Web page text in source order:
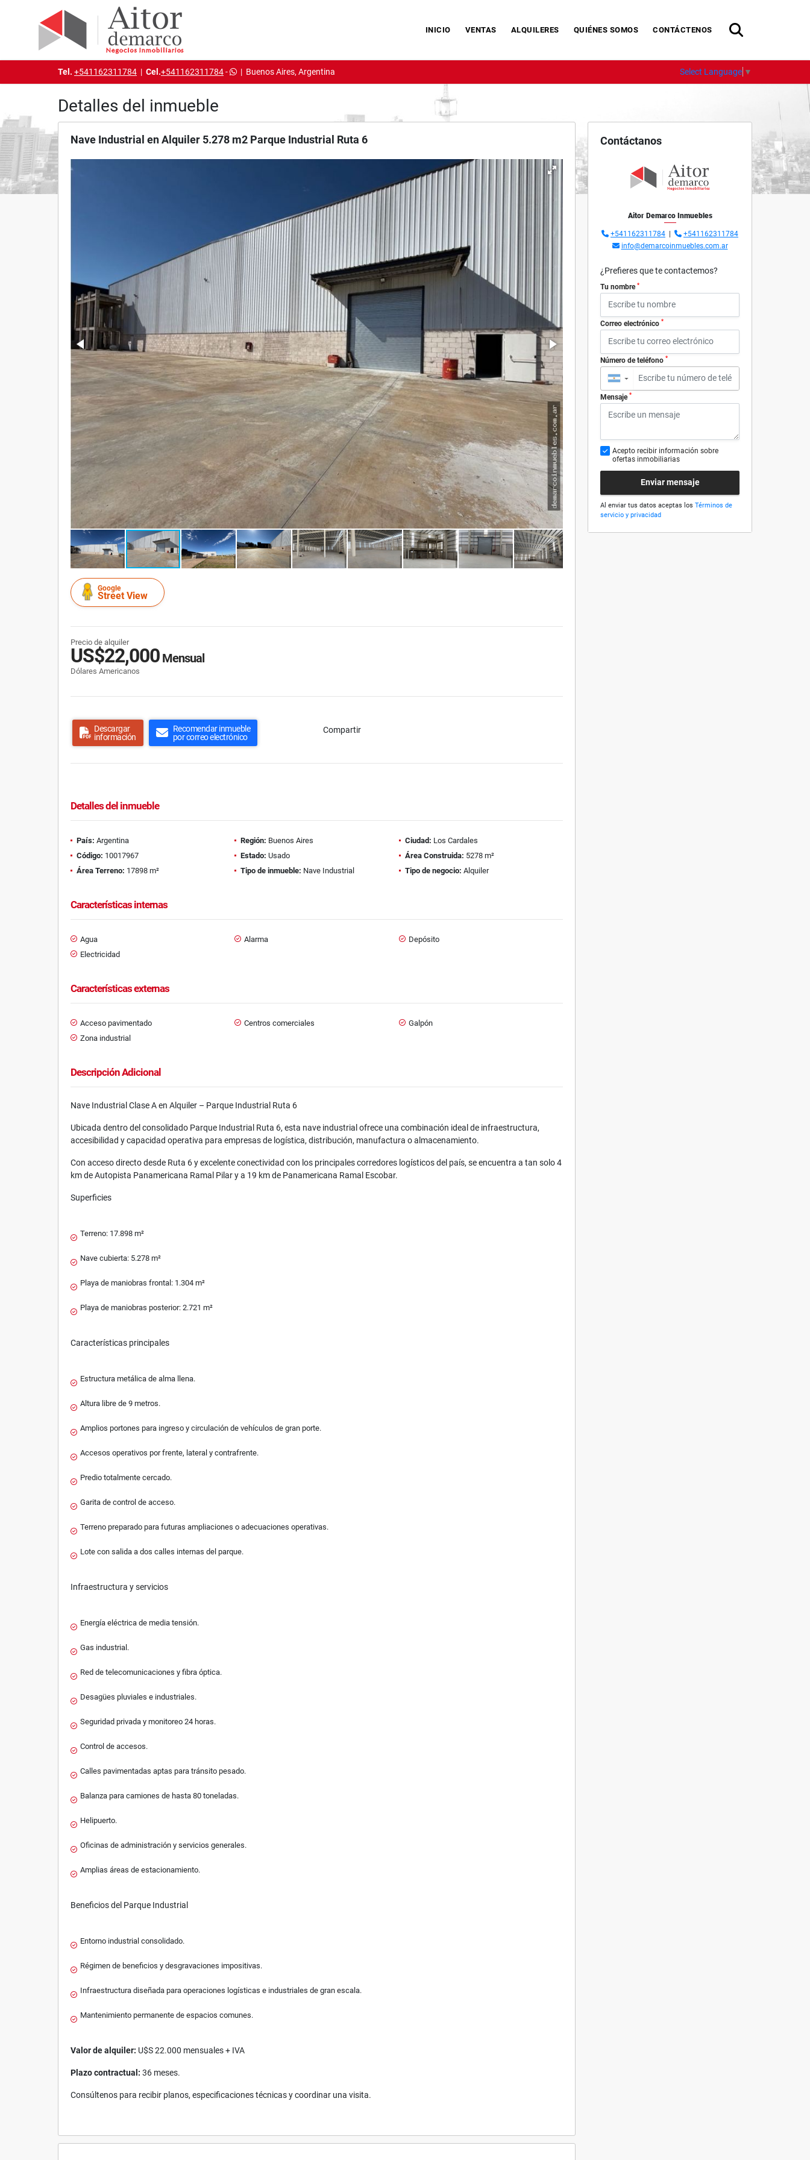
INICIO VENTAS ALQUILERES QUIÉNES SOMOS CONTÁCTENOS
Tel. +541162311784 | Cel.+541162311784- | Buenos Aires, Argentina Select Language ▼
Detalles del inmueble
Nave Industrial en Alquiler 5.278 m2 Parque Industrial Ruta 6
Google
Street View
Precio de alquiler
US$22,000 Mensual
Dólares Americanos
Descargar
información
Recomendar inmueble
por correo electrónico
Compartir
Detalles del inmueble
País: Argentina Región: Buenos Aires Ciudad: Los Cardales
Código: 10017967 Estado: Usado Área Construida: 5278 m²
Área Terreno: 17898 m² Tipo de inmueble: Nave Industrial Tipo de negocio: Alquiler
Características internas
Agua Alarma
Depósito
Electricidad
Características externas
Acceso pavimentado Centros comerciales
Galpón
Zona industrial
Descripción Adicional
Nave Industrial Clase A en Alquiler – Parque Industrial Ruta 6
Ubicada dentro del consolidado Parque Industrial Ruta 6, esta nave industrial ofrece una combinación ideal de infraestructura,
accesibilidad y capacidad operativa para empresas de logística, distribución, manufactura o almacenamiento.
Con acceso directo desde Ruta 6 y excelente conectividad con los principales corredores logísticos del país, se encuentra a tan solo 4
km de Autopista Panamericana Ramal Pilar y a 19 km de Panamericana Ramal Escobar.
Superficies
Terreno: 17.898 m²
Nave cubierta: 5.278 m²
Playa de maniobras frontal: 1.304 m²
Playa de maniobras posterior: 2.721 m²
Características principales
Estructura metálica de alma llena.
Altura libre de 9 metros.
Amplios portones para ingreso y circulación de vehículos de gran porte.
Accesos operativos por frente, lateral y contrafrente.
Predio totalmente cercado.
Garita de control de acceso.
Terreno preparado para futuras ampliaciones o adecuaciones operativas.
Lote con salida a dos calles internas del parque.
Infraestructura y servicios
Energía eléctrica de media tensión.
Gas industrial.
Red de telecomunicaciones y fibra óptica.
Desagües pluviales e industriales.
Seguridad privada y monitoreo 24 horas.
Control de accesos.
Calles pavimentadas aptas para tránsito pesado.
Balanza para camiones de hasta 80 toneladas.
Helipuerto.
Oficinas de administración y servicios generales.
Amplias áreas de estacionamiento.
Beneficios del Parque Industrial
Entorno industrial consolidado.
Régimen de beneficios y desgravaciones impositivas.
Infraestructura diseñada para operaciones logísticas e industriales de gran escala.
Mantenimiento permanente de espacios comunes.
Valor de alquiler: U$S 22.000 mensuales + IVA
Plazo contractual: 36 meses.
Consúltenos para recibir planos, especificaciones técnicas y coordinar una visita.
Contáctanos
Aitor Demarco Inmuebles
+541162311784
+541162311784
info@demarcoinmuebles.com.ar
¿Prefieres que te contactemos?
Tu nombre *
Correo electrónico *
Número de teléfono *
▼
Mensaje *
Acepto recibir información sobre
ofertas inmobiliarias
Enviar mensaje
Al enviar tus datos aceptas los Términos de
servicio y privacidad